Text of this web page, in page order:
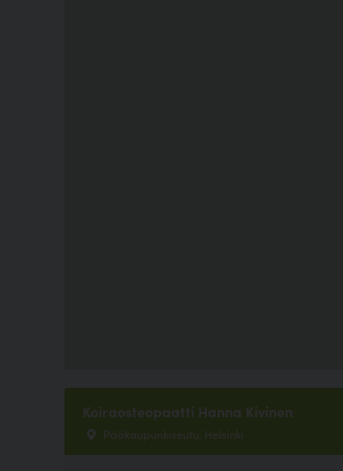
Koiraosteopaatti Hanna Kivinen
Pääkaupunkiseutu, Helsinki